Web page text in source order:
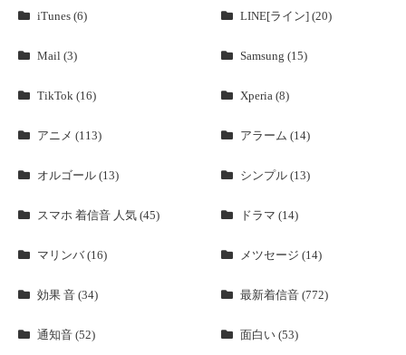
iTunes (6) LINE[ライン] (20)
Mail (3) Samsung (15)
TikTok (16) Xperia (8)
アニメ (113) アラーム (14)
オルゴール (13) シンプル (13)
スマホ 着信音 人気 (45) ドラマ (14)
マリンバ (16) メツセージ (14)
効果 音 (34) 最新着信音 (772)
通知音 (52) 面白い (53)